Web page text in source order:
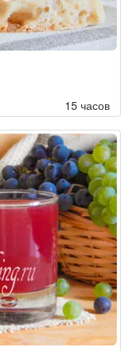
15 часов